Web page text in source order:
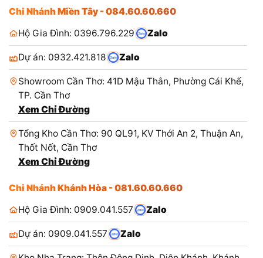
Chi Nhánh Miền Tây - 084.60.60.660
Hộ Gia Đình: 0396.796.229
Zalo
Dự án: 0932.421.818 Zalo
Showroom Cần Thơ: 41D Mậu Thân, Phường Cái Khế,
TP. Cần Thơ
Xem Chỉ Đường
Tổng Kho Cần Thơ: 90 QL91, KV Thới An 2, Thuận An,
Thốt Nốt, Cần Thơ
Xem Chỉ Đường
Chi Nhánh Khánh Hòa - 081.60.60.660
Hộ Gia Đình: 0909.041.557
Zalo
Dự án: 0909.041.557 Zalo